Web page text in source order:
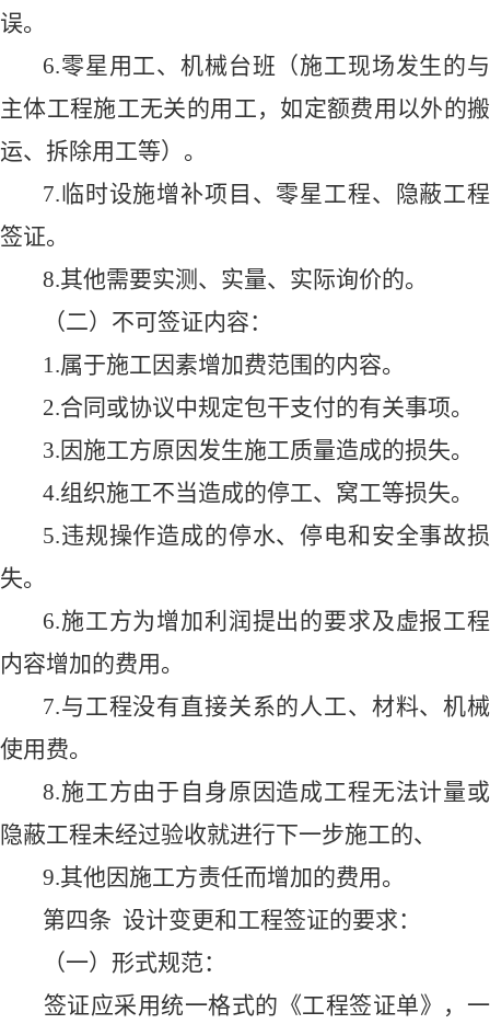
误。
6.零星用工、机械台班（施工现场发生的与
主体工程施工无关的用工，如定额费用以外的搬
运、拆除用工等）。
7.临时设施增补项目、零星工程、隐蔽工程
签证。
8.其他需要实测、实量、实际询价的。
（二）不可签证内容：
1.属于施工因素增加费范围的内容。
2.合同或协议中规定包干支付的有关事项。
3.因施工方原因发生施工质量造成的损失。
4.组织施工不当造成的停工、窝工等损失。
5.违规操作造成的停水、停电和安全事故损
失。
6.施工方为增加利润提出的要求及虚报工程
内容增加的费用。
7.与工程没有直接关系的人工、材料、机械
使用费。
8.施工方由于自身原因造成工程无法计量或
隐蔽工程未经过验收就进行下一步施工的、
9.其他因施工方责任而增加的费用。
第四条 设计变更和工程签证的要求：
（一） 形式规范：
签证应采用统一格式的《工程签证单》，一